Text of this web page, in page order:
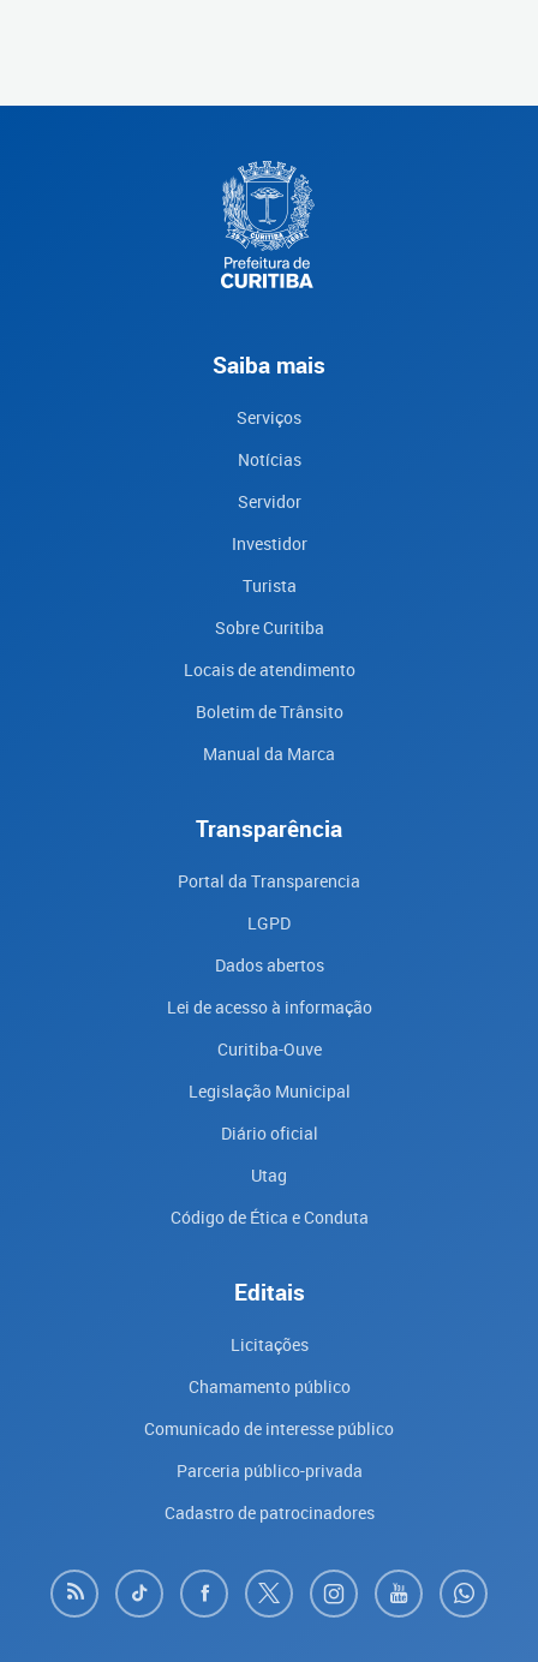
Saiba mais
Serviços
Notícias
Servidor
Investidor
Turista
Sobre Curitiba
Locais de atendimento
Boletim de Trânsito
Manual da Marca
Transparência
Portal da Transparencia
LGPD
Dados abertos
Lei de acesso à informação
Curitiba-Ouve
Legislação Municipal
Diário oficial
Utag
Código de Ética e Conduta
Editais
Licitações
Chamamento público
Comunicado de interesse público
Parceria público-privada
Cadastro de patrocinadores